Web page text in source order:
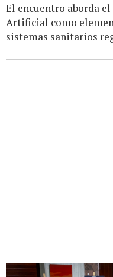
El encuentro aborda
Artificial como
sistemas sanitarios